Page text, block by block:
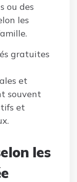
ou des
les
gratuites
et
souvent
et
les